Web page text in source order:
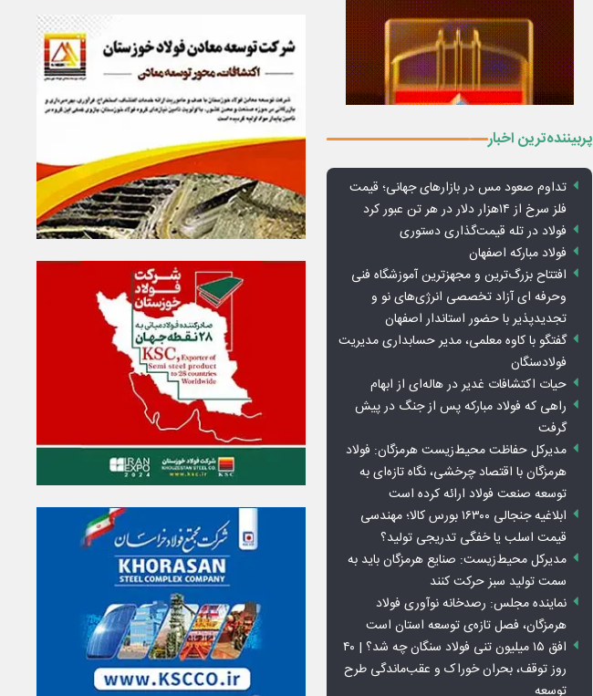
پربیننده‌ترین اخبار
تداوم صعود مس در بازارهای جهانی؛ قیمت
فلز سرخ از ۱۴هزار دلار در هر تن عبور کرد
فولاد در تله قیمت‌گذاری دستوری
فولاد مبارکه اصفهان
افتتاح بزرگ‌ترین و مجهزترین آموزشگاه فنی
وحرفه ای آزاد تخصصی انرژی‌های نو و
تجدیدپذیر با حضور استاندار اصفهان
گفتگو با کاوه معلمی، مدیر حسابداری مدیریت
فولادسنگان
حیات اکتشافات غدیر در هاله‌ای از ابهام
راهی که فولاد مبارکه پس از جنگ در پیش
گرفت
مدیرکل حفاظت محیط‌زیست هرمزگان: فولاد
هرمزگان با اقتصاد چرخشی، نگاه تازه‌ای به
توسعه صنعت فولاد ارائه کرده است
ابلاغیه جنجالی ۱۶۳۰۰ بورس کالا؛ مهندسی
قیمت اسلب یا خفگی تدریجی تولید؟
مدیرکل محیط‌زیست: صنایع هرمزگان باید به
سمت تولید سبز حرکت کنند
نماینده مجلس: رصدخانه نوآوری فولاد
هرمزگان، فصل تازه‌ی توسعه استان است
افق ۱۵ میلیون تنی فولاد سنگان چه شد؟ | ۴۰
روز توقف، بحران خوراک و عقب‌ماندگی طرح
توسعه